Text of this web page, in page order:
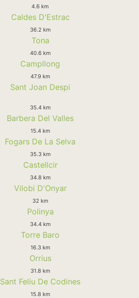
4.6 km
Caldes D'Estrac
36.2 km
Tona
40.6 km
Campllong
47.9 km
Sant Joan Despi
35.4 km
Barbera Del Valles
15.4 km
Fogars De La Selva
35.3 km
Castellcir
34.8 km
Vilobi D'Onyar
32 km
Polinya
34.4 km
Torre Baro
16.3 km
Orrius
31.8 km
Sant Feliu De Codines
15.8 km